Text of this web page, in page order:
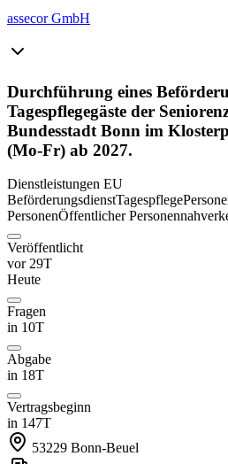
assecor GmbH
Durchführung eines
Tagespflegegäste der
Bundesstadt Bonn im
(Mo-Fr) ab 2027.
Dienstleistungen EU
BeförderungsdienstTagespflege
PersonenÖffentlicher
Veröffentlicht
vor 29T
Heute
Fragen
in 10T
Abgabe
in 18T
Vertragsbeginn
in 147T
53229 Bonn-Beuel